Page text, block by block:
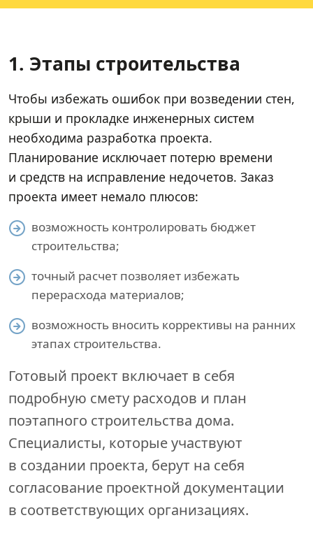
1. Этапы строительства
Чтобы избежать ошибок при возведении стен,
крыши и прокладке инженерных систем
необходима разработка проекта.
Планирование исключает потерю времени
и средств на исправление недочетов. Заказ
проекта имеет немало плюсов:
возможность контролировать бюджет
строительства;
точный расчет позволяет избежать
перерасхода материалов;
возможность вносить коррективы на ранних
этапах строительства.
Готовый проект включает в себя
подробную смету расходов и план
поэтапного строительства дома.
Специалисты, которые участвуют
в создании проекта, берут на себя
согласование проектной документации
в соответствующих организациях.